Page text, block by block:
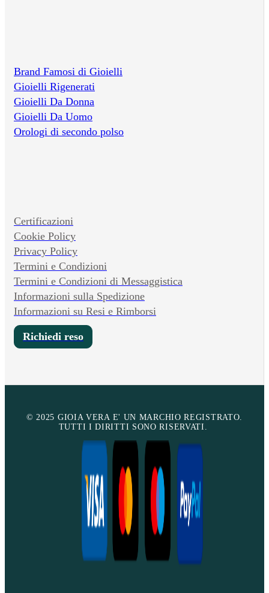
Brand Famosi di Gioielli
Gioielli Rigenerati
Gioielli Da Donna
Gioielli Da Uomo
Orologi di secondo polso
Certificazioni
Cookie Policy
Privacy Policy
Termini e Condizioni
Termini e Condizioni di Messaggistica
Informazioni sulla Spedizione
Informazioni su Resi e Rimborsi
Richiedi reso
© 2025 GIOIA VERA E' UN MARCHIO REGISTRATO.
TUTTI I DIRITTI SONO RISERVATI.